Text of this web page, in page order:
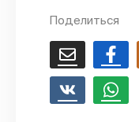
Поделиться